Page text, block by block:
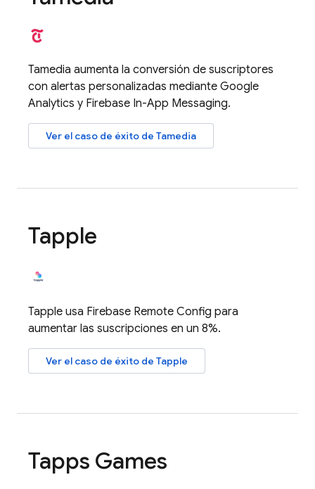
Tamedia aumenta la conversión de suscriptores
con alertas personalizadas mediante Google
Analytics y Firebase In-App Messaging.
Ver el caso de éxito de Tamedia
Tapple
Tapple usa Firebase Remote Config para
aumentar las suscripciones en un 8%.
Ver el caso de éxito de Tapple
Tapps Games